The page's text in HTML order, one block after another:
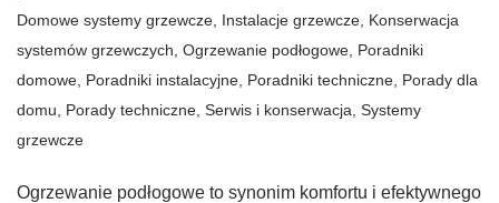
Domowe systemy grzewcze Instalacje grzewcze Konserwacja
systemów grzewczych Ogrzewanie podłogowe Poradniki
domowe Poradniki instalacyjne Poradniki techniczne Porady dla
domu
Porady techniczne Serwis i konserwacja Systemy
grzewcze
Ogrzewanie podłogowe to synonim komfortu i efektywnego